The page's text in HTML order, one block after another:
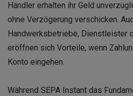
Händler erhalten ihr Geld
ohne Verzögerung verschicken.
Handwerksbetriebe, Dienstleister
eröffnen sich Vorteile, wenn
Konto eingehen.
Während SEPA Instant das